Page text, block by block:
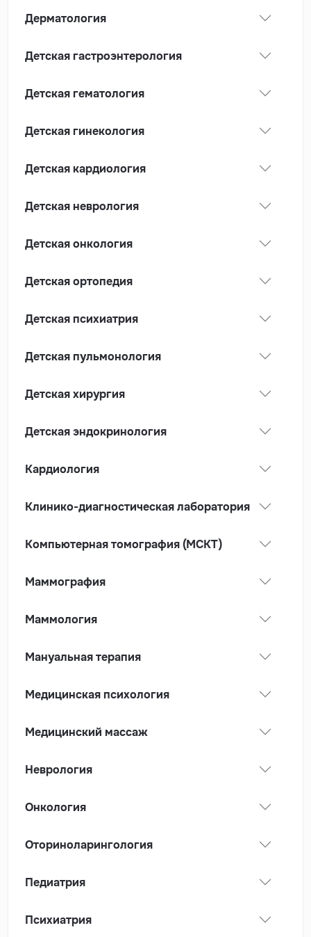
Дерматология
Детская гастроэнтерология
Детская гематология
Детская гинекология
Детская кардиология
Детская неврология
Детская онкология
Детская ортопедия
Детская психиатрия
Детская пульмонология
Детская хирургия
Детская эндокринология
Кардиология
Клинико-диагностическая лаборатория
Компьютерная томография (МСКТ)
Маммография
Маммология
Мануальная терапия
Медицинская психология
Медицинский массаж
Неврология
Онкология
Оториноларингология
Педиатрия
Психиатрия